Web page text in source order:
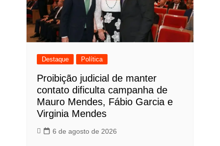
Destaque Política
Proibição judicial de manter
contato dificulta campanha de
Mauro Mendes, Fábio Garcia e
Virginia Mendes
6 de agosto de 2026